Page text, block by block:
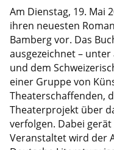
Am Dienstag, 19. Mai
ihren neuesten
Bamberg vor. Das
ausgezeichnet –
und dem
einer Gruppe von
Theaterschaffenden,
Theaterprojekt über
verfolgen. Dabei
Veranstaltet wird der